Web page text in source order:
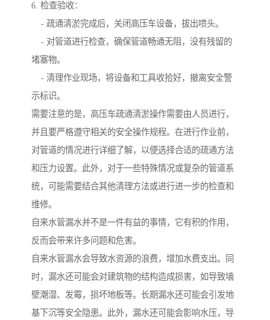
6. 检查验收：
- 疏通清淤完成后，关闭高压车设备，拔出喷头。
- 对管道进行检查，确保管道畅通无阻，没有残留的
堵塞物。
- 清理作业现场，将设备和工具收拾好，撤离安全警
示标识。
需要注意的是，高压车疏通清淤操作需要由人员进行，
并且要严格遵守相关的安全操作规程。在进行作业前，
对管道的情况进行详细了解，以便选择合适的疏通方法
和压力设置。此外，对于一些特殊情况或复杂的管道系
统，可能需要结合其他清理方法或进行进一步的检查和
维修。
自来水管漏水并不是一件有益的事情，它有积的作用，
反而会带来许多问题和危害。
自来水管漏水会导致水资源的浪费，增加水费支出。同
时，漏水还可能会对建筑物的结构造成损害，如导致墙
壁潮湿、发霉，损坏地板等。长期漏水还可能会引发地
基下沉等安全隐患。此外，漏水还可能会影响水压，导